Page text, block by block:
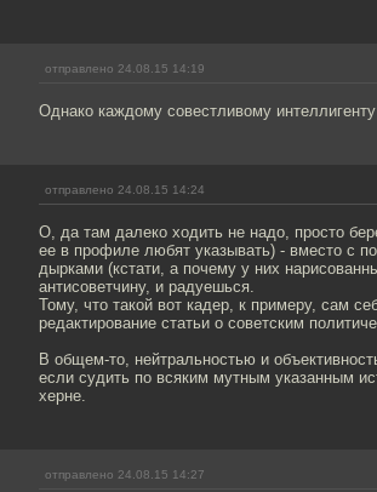
отправлено 24.08.15 14:19
Однако каждому совестливому
отправлено 24.08.15 14:24
О, да там далеко ходить не надо, просто
ее в профиле любят указывать) - вместо с
дырками (кстати, а почему у них
антисоветчину, и радуешься.
Тому, что такой вот кадер, к примеру, сам
редактирование статьи о советским
В общем-то, нейтральностью и
если судить по всяким мутным указанным
херне.
отправлено 24.08.15 14:27